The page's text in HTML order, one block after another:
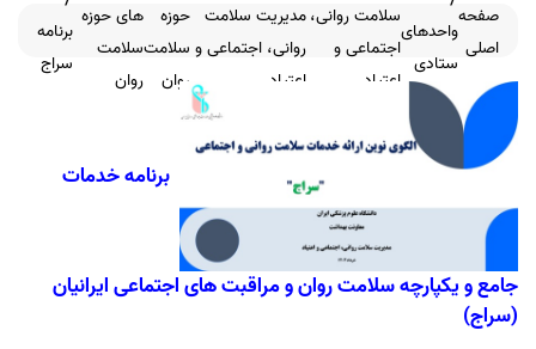
صفحه
اصلی
واحدهای
ستادی
سلامت روانی،
اجتماعی و
اعتیاد
مدیریت سلامت
روانی، اجتماعی و
اعتیاد
حوزه
سلامت
روان
های حوزه
سلامت
روان
برنامه
سراج
برنامهخدمات
جامع و یکپارچه سلامت روان و مراقبت های اجتماعی ایرانیان
(سراج)